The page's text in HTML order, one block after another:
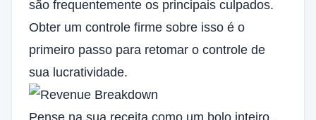
são frequentemente os principais culpados.
Obter um controle firme sobre isso é o
primeiro passo para retomar o controle de
sua lucratividade.
Pense na sua receita como um bolo inteiro.